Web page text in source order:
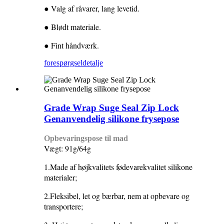
● Valg af råvarer, lang levetid.
● Blødt materiale.
● Fint håndværk.
forespørgseldetalje
Grade Wrap Suge Seal Zip Lock
Genanvendelig silikone frysepose
Opbevaringspose til mad
Vægt: 91g/64g
1.Made af højkvalitets fødevarekvalitet silikone
materialer;
2.Fleksibel, let og bærbar, nem at opbevare og
transportere;